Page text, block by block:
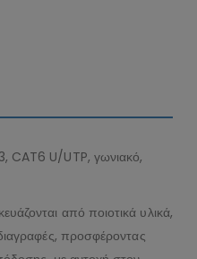
CAT6 U/UTP, γωνιακό,
από ποιοτικά υλικά,
προσφέροντας